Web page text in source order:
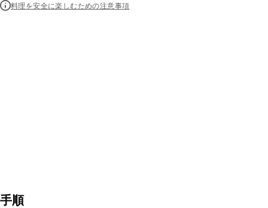
料理を安全に楽しむための注意事項
手順